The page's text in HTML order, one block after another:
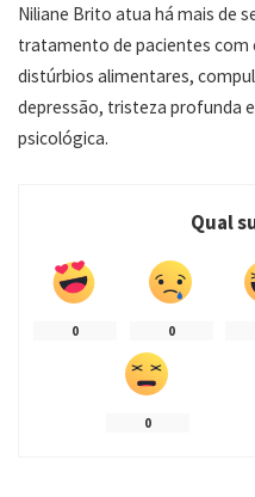
Niliane Brito atua há mais de
tratamento de pacientes
distúrbios alimentares,
depressão, tristeza profunda
psicológica.
Qual
0 0
0